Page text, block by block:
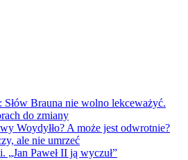
Brauna nie wolno lekceważyć.
do zmiany
Woydyłło? A może jest odwrotnie?
ale nie umrzeć
„Jan Paweł II ją wyczuł”